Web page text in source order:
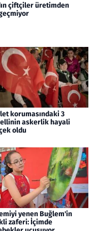
çiftçiler üretimden
korumasındaki 3
askerlik hayali
oldu
yenen Buğlem'in
zaferi: İçimde